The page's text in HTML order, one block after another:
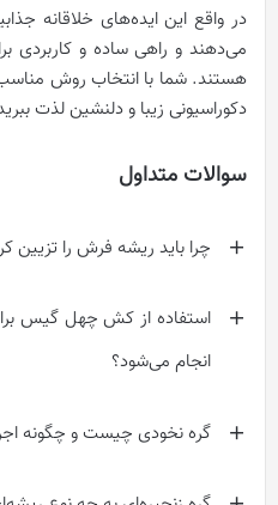
در واقع این ایده‌های خلاقانه
می‌دهند و راهی ساده و کاربردی
هستند. شما با انتخاب روش
دکوراسیونی زیبا و دلنشین لذت
سوالات متداول
چرا باید ریشه فرش را تزیین
استفاده از کش چهل گیس
انجام می‌شود؟
گره نخودی چیست و چگونه